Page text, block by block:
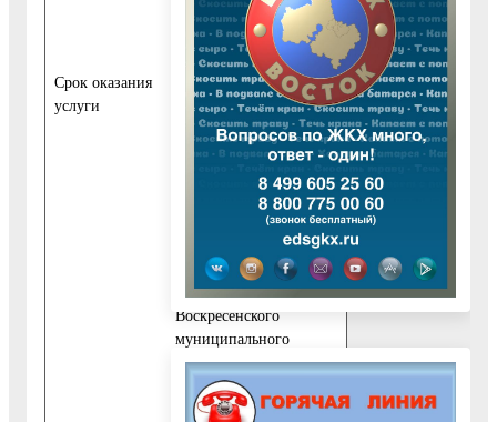
Cрок оказания
услуги
Воскресенского
муниципального
района Московской
области», передачи
результата
предоставления
муниципальной услуги
из учреждения,
подведомственного
муниципальному
«Управление культуры
администрации
Воскресенского
муниципального
района Московской
области», в
многофункциональный